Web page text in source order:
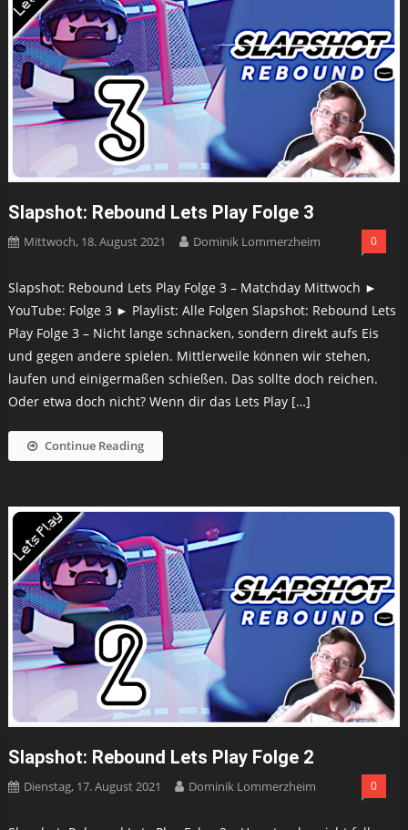
Slapshot: Rebound Lets Play Folge 3
Mittwoch, 18. August 2021 Dominik Lommerzheim 0
Slapshot: Rebound Lets Play Folge 3 – Matchday Mittwoch ►
YouTube: Folge 3 ► Playlist: Alle Folgen Slapshot: Rebound Lets
Play Folge 3 – Nicht lange schnacken, sondern direkt aufs Eis
und gegen andere spielen. Mittlerweile können wir stehen,
laufen und einigermaßen schießen. Das sollte doch reichen.
Oder etwa doch nicht? Wenn dir das Lets Play […]
Continue Reading
Slapshot: Rebound Lets Play Folge 2
Dienstag, 17. August 2021 Dominik Lommerzheim 0